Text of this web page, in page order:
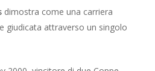
dimostra come una carriera
giudicata attraverso un singolo